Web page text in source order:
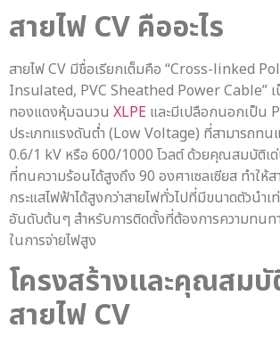
สายไฟ CV คืออะไร
สายไฟ CV มีชื่อเรียกเต็มคือ “Cross-linked
Insulated, PVC Sheathed Power Cable” เ
ทองแดงหุ้มฉนวน XLPE และมีเปลือกนอกเป็น
ประเภทแรงดันต่ำ (Low Voltage) ที่สามารถทน
0.6/1 kV หรือ 600/1000 โวลต์ ด้วยคุณสมบัติเ
ที่ทนความร้อนได้สูงถึง 90 องศาเซลเซียส ทำให้ส
กระแสไฟฟ้าได้สูงกว่าสายไฟทั่วไปที่มีขนาดตัวนำ
อันดับต้นๆ สำหรับการติดตั้งที่ต้องการความทนท
ในการจ่ายไฟสูง
โครงสร้างและคุณสม
สายไฟ CV